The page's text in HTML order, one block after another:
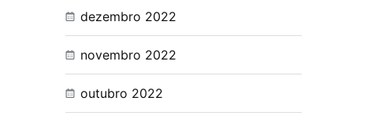
dezembro 2022
novembro 2022
outubro 2022